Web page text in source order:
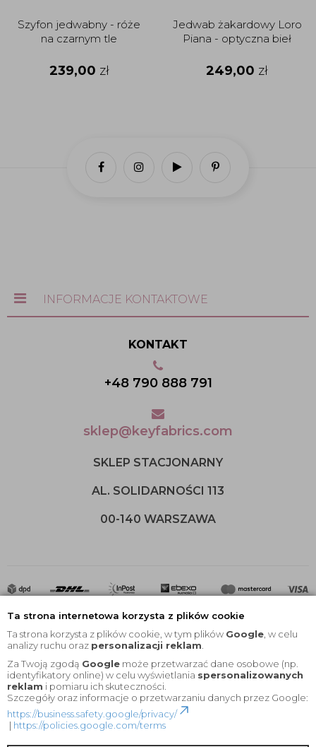
Ta strona internetowa korzysta z plików cookie
Ta strona korzysta z plików cookie, w tym plików Google , w celu
analizy ruchu oraz personalizacji reklam
Za Twoją zgodą Google może przetwarzać dane osobowe (np.
identyfikatory online) w celu wyświetlania spersonalizowanych
reklam i pomiaru ich skuteczności.
Szczegóły oraz informacje o przetwarzaniu danych przez Google:
https://business.safety.google/privacy/
| https://policies.google.com/terms
Szyfon jedwabny - róże
na czarnym tle
239,00 zł
Jedwab żakardowy Loro
Piana - optyczna bieł
249,00 zł
INFORMACJE KONTAKTOWE
KONTAKT
+48 790 888 791
sklep@keyfabrics.com
SKLEP STACJONARNY
AL. SOLIDARNOŚCI 113
00-140 WARSZAWA
2020 © Wszelkie Prawa Zastrzeżone |KEYfabrics
Projekt i oprogramowanie sklepu: